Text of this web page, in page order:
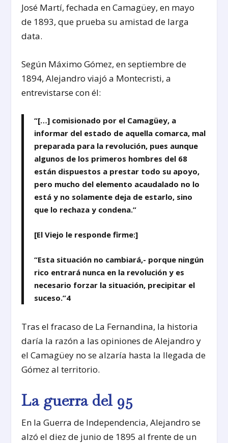
José Martí, fechada en Camagüey, en mayo
de 1893, que prueba su amistad de larga
data.
Según Máximo Gómez, en septiembre de
1894, Alejandro viajó a Montecristi, a
entrevistarse con él:
“[…] comisionado por el Camagüey, a
informar del estado de aquella comarca, mal
preparada para la revolución, pues aunque
algunos de los primeros hombres del 68
están dispuestos a prestar todo su apoyo,
pero mucho del elemento acaudalado no lo
está y no solamente deja de estarlo, sino
que lo rechaza y condena.”
[El Viejo le responde firme:]
“Esta situación no cambiará,- porque ningún
rico entrará nunca en la revolución y es
necesario forzar la situación, precipitar el
suceso.”4
Tras el fracaso de La Fernandina, la historia
daría la razón a las opiniones de Alejandro y
el Camagüey no se alzaría hasta la llegada de
Gómez al territorio.
La guerra del 95
En la Guerra de Independencia, Alejandro se
alzó el diez de junio de 1895 al frente de un